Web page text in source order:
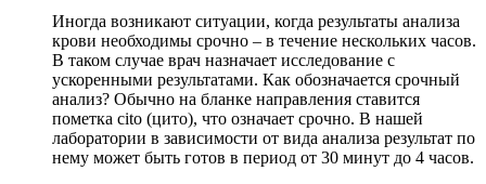
Иногда возникают ситуации, когда результаты анализа
крови необходимы срочно – в течение нескольких часов.
В таком случае врач назначает исследование с
ускоренными результатами. Как обозначается срочный
анализ? Обычно на бланке направления ставится
пометка cito (цито), что означает срочно. В нашей
лаборатории в зависимости от вида анализа результат по
нему может быть готов в период от 30 минут до 4 часов.